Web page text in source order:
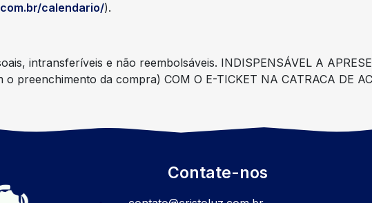
calendario/).
intransferíveis e não reembolsáveis. INDISPENSÁVEL A
preenchimento da compra) COM O E-TICKET NA CATRACA DE
Contate-nos